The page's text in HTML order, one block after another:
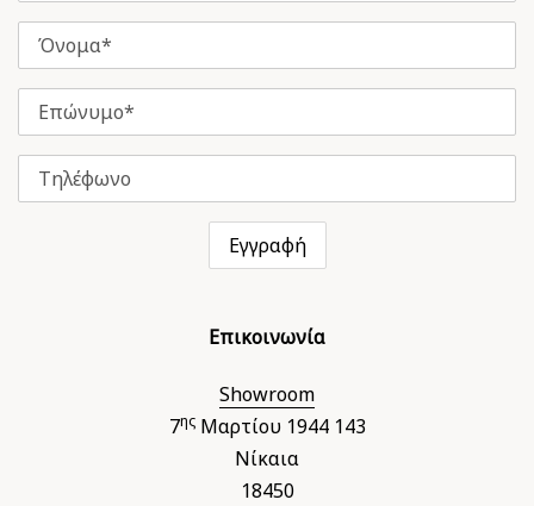
Επικοινωνία
Showroom
7ηςΜαρτίου 1944 143
Νίκαια
18450